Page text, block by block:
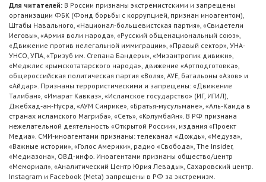
Для читателей: В России признаны экстремистскими и запрещены
организации ФБК (Фонд борьбы с коррупцией, признан иноагентом),
Штабы Навального, «Национал-большевистская партия», «Свидетели
Иеговы», «Армия воли народа», «Русский общенациональный союз»,
«Движение против нелегальной иммиграции», «Правый сектор», УНА-
УНСО, УПА, «Тризуб им. Степана Бандеры», «Мизантропик дивижн»,
«Меджлис крымскотатарского народа», движение «Артподготовка»,
общероссийская политическая партия «Воля», АУЕ, батальоны «Азов» и
«Айдар». Признаны террористическими и запрещены: «Движение
Талибан», «Имарат Кавказ», «Исламское государство» (ИГ, ИГИЛ),
Джебхад-ан-Нусра, «АУМ Синрике», «Братья-мусульмане», «Аль-Каида в
странах исламского Магриба», «Сеть», «Колумбайн». В РФ признана
нежелательной деятельность «Открытой России», издания «Проект
Медиа». СМИ-иноагентами признаны: телеканал «Дождь», «Медуза»,
«Важные истории», «Голос Америки», радио «Свобода», The Insider,
«Медиазона», ОВД-инфо. Иноагентами признаны общество/центр
«Мемориал», «Аналитический Центр Юрия Левады», Сахаровский центр.
Instagram и Facebook (Metа) запрещены в РФ за экстремизм.